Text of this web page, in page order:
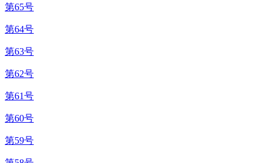
第65号
第64号
第63号
第62号
第61号
第60号
第59号